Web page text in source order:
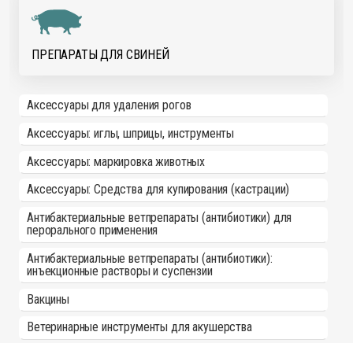
ПРЕПАРАТЫ ДЛЯ СВИНЕЙ
Аксессуары для удаления рогов
Аксессуары: иглы, шприцы, инструменты
Аксессуары: маркировка животных
Аксессуары: Средства для купирования (кастрации)
Антибактериальные ветпрепараты (антибиотики) для
перорального применения
Антибактериальные ветпрепараты (антибиотики):
инъекционные растворы и суспензии
Вакцины
Ветеринарные инструменты для акушерства